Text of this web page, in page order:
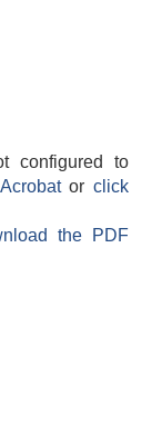
configured to
orclick
the PDF